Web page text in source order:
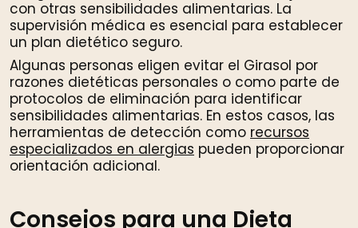
con otras sensibilidades alimentarias. La
supervisión médica es esencial para establecer
un plan dietético seguro.
Algunas personas eligen evitar el Girasol por
razones dietéticas personales o como parte de
protocolos de eliminación para identificar
sensibilidades alimentarias. En estos casos, las
herramientas de detección como recursos
especializados en alergias pueden proporcionar
orientación adicional.
Consejos para una Dieta